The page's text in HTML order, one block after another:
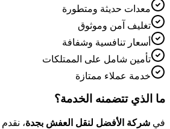
معدات حديثة ومتطورة
تغليف آمن وموثوق
أسعار تنافسية وشفافة
تأمين شامل على الممتلكات
خدمة عملاء ممتازة
ما الذي تتضمنه الخدمة؟
في شركة الأفضل لنقل العفش بجدة، نقدم